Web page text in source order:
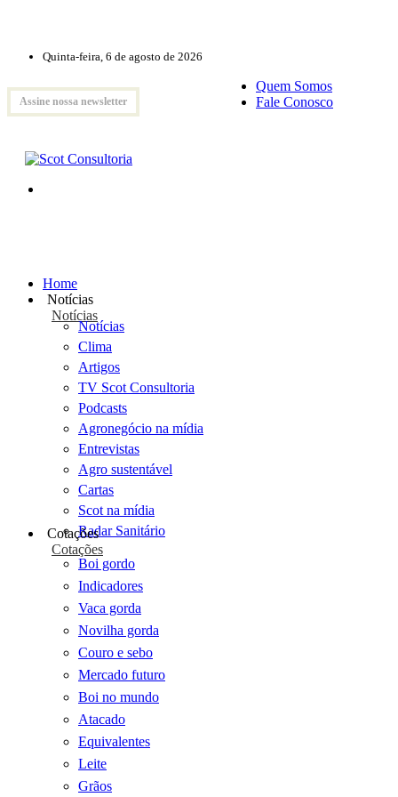
Quinta-feira, 6 de agosto de 2026
Assine nossa newsletter
Quem Somos
Fale Conosco
Home
Notícias
Notícias
Notícias
Clima
Artigos
TV Scot Consultoria
Podcasts
Agronegócio na mídia
Entrevistas
Agro sustentável
Cartas
Scot na mídia
Radar Sanitário
Cotações
Cotações
Boi gordo
Indicadores
Vaca gorda
Novilha gorda
Couro e sebo
Mercado futuro
Boi no mundo
Atacado
Equivalentes
Leite
Grãos